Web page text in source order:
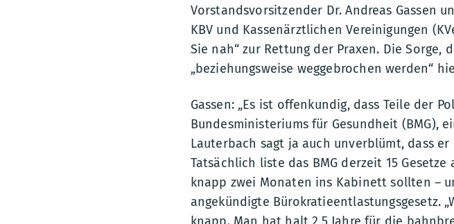
Vorstandsvorsitzender Dr. Andreas Gassen
KBV und Kassenärztlichen Vereinigungen
Sie nah“ zur Rettung der Praxen. Die
„beziehungsweise weggebrochen werden“
Gassen: „Es ist offenkundig, dass Teile der
Bundesministeriums für Gesundheit (BMG),
Lauterbach sagt ja auch unverblümt, dass
Tatsächlich liste das BMG derzeit 15
knapp zwei Monaten ins Kabinett sollten –
angekündigte Bürokratieentlastungsgesetz.